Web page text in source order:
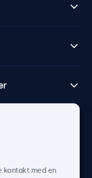
kontakt med en